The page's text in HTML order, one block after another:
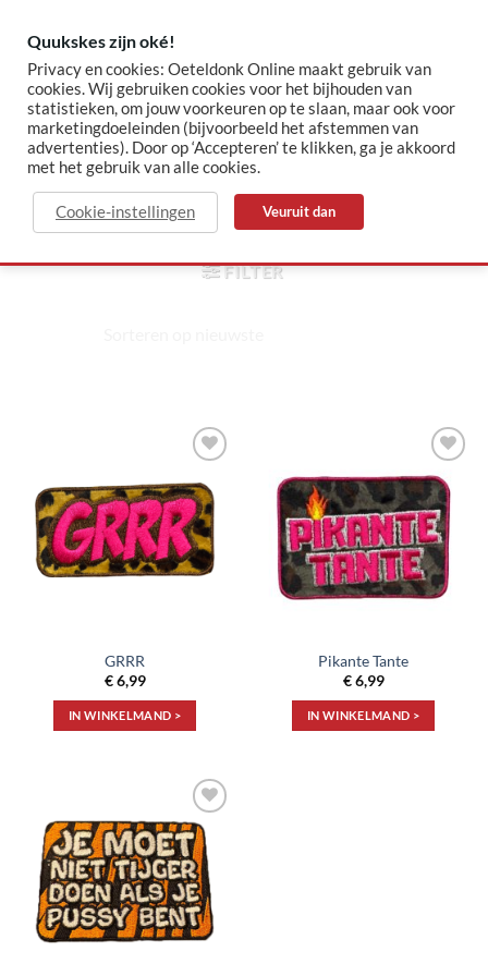
content
✓ Sinds 2015 jouw Oeteldonk-shop ✓ Veilig betalen via Mollie
print
HOME / PRODUCTEN GETAGGED “PRINT”
FILTER
aan
verlanglijst
GRRR
€6,99
IN WINKELMAND >
Toevoegen
aan
verlanglijst
Pikante Tante
€6,99
IN WINKELMAND >
Toevoegen
aan
verlanglijst
Quukskes zijn oké!
Privacy en cookies: Oeteldonk Online maakt gebruik van
cookies. Wij gebruiken cookies voor het bijhouden van
statistieken, om jouw voorkeuren op te slaan, maar ook voor
marketingdoeleinden (bijvoorbeeld het afstemmen van
advertenties). Door op ‘Accepteren’ te klikken, ga je akkoord
met het gebruik van alle cookies.
Cookie-instellingen Veuruit dan